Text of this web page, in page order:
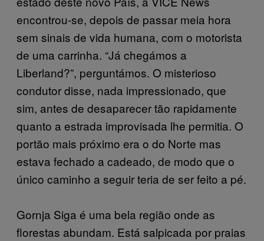
encontrou-se, depois de passar meia hora
sem sinais de vida humana, com o motorista
de uma carrinha. “Já chegámos a
Liberland?”, perguntámos. O misterioso
condutor disse, nada impressionado, que
sim, antes de desaparecer tão rapidamente
quanto a estrada improvisada lhe permitia. O
portão mais próximo era o do Norte mas
estava fechado a cadeado, de modo que o
único caminho a seguir teria de ser feito a pé.
Gornja Siga é uma bela região onde as
florestas abundam. Está salpicada por praias